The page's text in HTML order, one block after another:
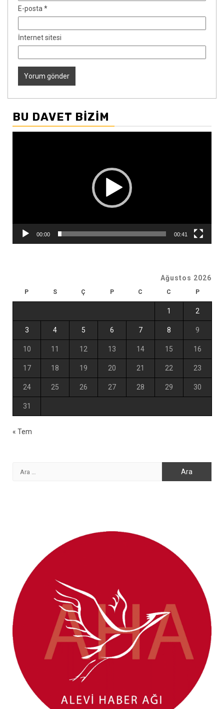
E-posta*
İnternet sitesi
BU DAVET BIZIM
00:00 00:41
Ağustos 2026
P S Ç P C C P
1 2
3 4 5 6 7 8 9
10 11 12 13 14 15 16
17 18 19 20 21 22 23
24 25 26 27 28 29 30
31
« Tem